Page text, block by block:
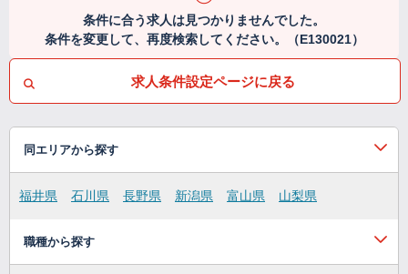
条件に合う求人は見つかりませんでした。
条件を変更して、再度検索してください。（E130021）
求人条件設定ページに戻る
同エリアから探す
福井県 石川県 長野県 新潟県 富山県 山梨県
職種から探す